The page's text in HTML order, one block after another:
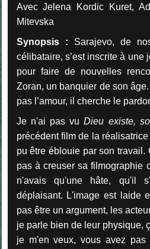
Avec Jelena Kordic Kuret,
Mitevska
Synopsis : Sarajevo, de
célibataire, s’est inscrite à une
pour faire de nouvelles
Zoran, un banquier de son
pas l’amour, il cherche le
Je n'ai pas vuDieu existe,
précédent film de la
pu être éblouie par son travail.
pas à creuser sa filmographie
n'avais qu'une hâte, qu'il
déplaisant. L'image est laide
pas être un argument, les
je parle bien de leur physique,
je m'en veux, vous avez pas